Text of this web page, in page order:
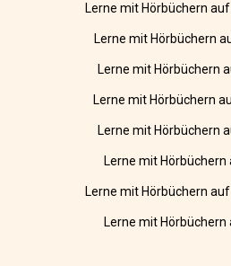
Lerne mit Hörbüchern
Lerne mit Hörbüchern
Lerne mit Hörbüchern
Lerne mit Hörbüchern
Lerne mit Hörbüchern
Lerne mit Hörbüchern
Lerne mit Hörbüchern
Lerne mit Hörbüchern